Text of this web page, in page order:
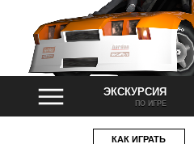
ЭКСКУРСИЯ
ПО ИГРЕ
КАК ИГРАТЬ